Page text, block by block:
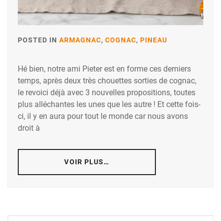
POSTED IN ARMAGNAC, COGNAC, PINEAU
Hé bien, notre ami Pieter est en forme ces derniers
temps, après deux très chouettes sorties de cognac,
le revoici déjà avec 3 nouvelles propositions, toutes
plus alléchantes les unes que les autre ! Et cette fois-
ci, il y en aura pour tout le monde car nous avons
droit à
VOIR PLUS…